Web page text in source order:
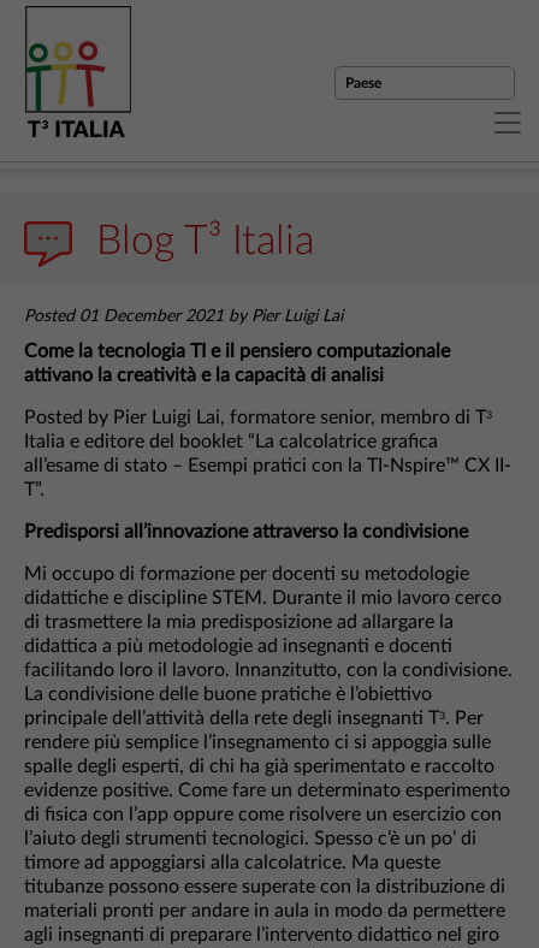
Blog T³ Italia
Posted 01 December 2021 by Pier Luigi Lai
Come la tecnologia TI e il pensiero computazionale
attivano la creatività e la capacità di analisi
Posted by Pier Luigi Lai, formatore senior, membro di T3
Italia e editore del booklet “La calcolatrice grafica
all’esame di stato – Esempi pratici con la TI-Nspire™ CX II-
T”.
Predisporsi all’innovazione attraverso la condivisione
Mi occupo di formazione per docenti su metodologie
didattiche e discipline STEM. Durante il mio lavoro cerco
di trasmettere la mia predisposizione ad allargare la
didattica a più metodologie ad insegnanti e docenti
facilitando loro il lavoro. Innanzitutto, con la condivisione.
La condivisione delle buone pratiche è l’obiettivo
principale dell’attività della rete degli insegnanti T3. Per
rendere più semplice l’insegnamento ci si appoggia sulle
spalle degli esperti, di chi ha già sperimentato e raccolto
evidenze positive. Come fare un determinato esperimento
di fisica con l’app oppure come risolvere un esercizio con
l’aiuto degli strumenti tecnologici. Spesso c’è un po’ di
timore ad appoggiarsi alla calcolatrice. Ma queste
titubanze possono essere superate con la distribuzione di
materiali pronti per andare in aula in modo da permettere
agli insegnanti di preparare l’intervento didattico nel giro